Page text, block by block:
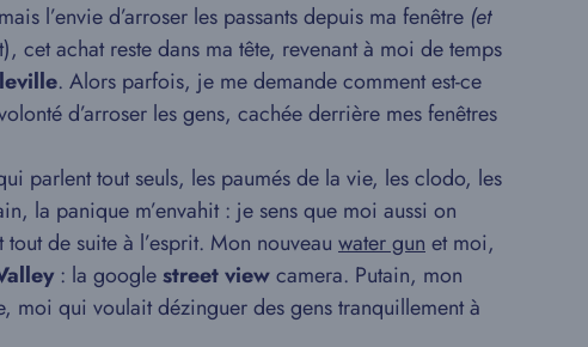
l’envie d’arroser les passants depuis ma fenêtre (et
cet achat reste dans ma tête, revenant à moi de temps
. Alors parfois, je me demande comment est-ce
d’arroser les gens, cachée derrière mes fenêtres
parlent tout seuls, les paumés de la vie, les clodo, les
la panique m’envahit : je sens que moi aussi on
tout de suite à l’esprit. Mon nouveau water gun et moi,
: la googlestreet viewcamera. Putain, mon
moi qui voulait dézinguer des gens tranquillement à